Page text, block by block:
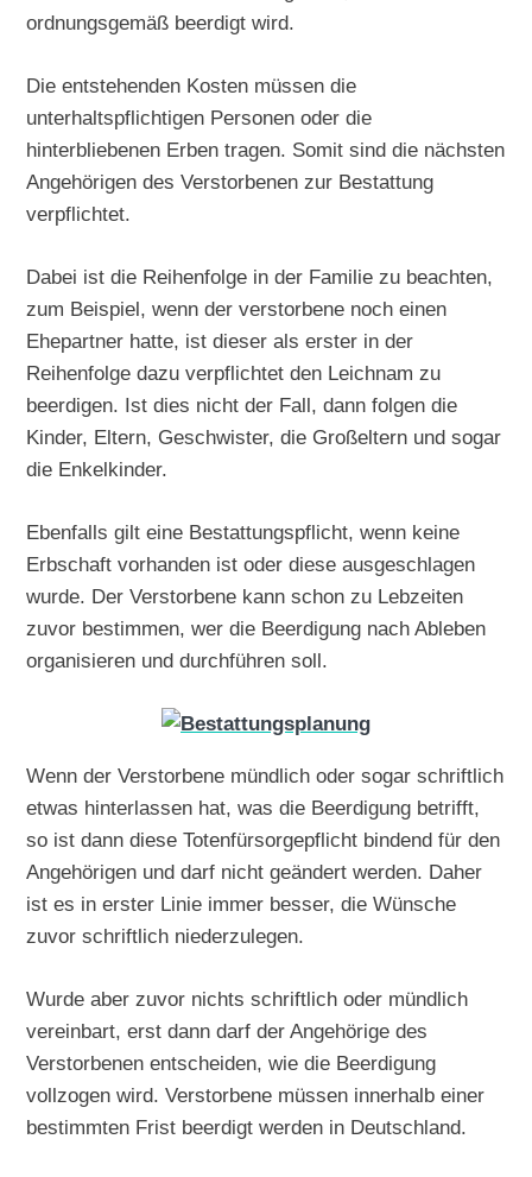
ordnungsgemäß beerdigt wird.
Die entstehenden Kosten müssen die
unterhaltspflichtigen Personen oder die
hinterbliebenen Erben tragen. Somit sind die nächsten
Angehörigen des Verstorbenen zur Bestattung
verpflichtet.
Dabei ist die Reihenfolge in der Familie zu beachten,
zum Beispiel, wenn der verstorbene noch einen
Ehepartner hatte, ist dieser als erster in der
Reihenfolge dazu verpflichtet den Leichnam zu
beerdigen. Ist dies nicht der Fall, dann folgen die
Kinder, Eltern, Geschwister, die Großeltern und sogar
die Enkelkinder.
Ebenfalls gilt eine Bestattungspflicht, wenn keine
Erbschaft vorhanden ist oder diese ausgeschlagen
wurde. Der Verstorbene kann schon zu Lebzeiten
zuvor bestimmen, wer die Beerdigung nach Ableben
organisieren und durchführen soll.
Wenn der Verstorbene mündlich oder sogar schriftlich
etwas hinterlassen hat, was die Beerdigung betrifft,
so ist dann diese Totenfürsorgepflicht bindend für den
Angehörigen und darf nicht geändert werden. Daher
ist es in erster Linie immer besser, die Wünsche
zuvor schriftlich niederzulegen.
Wurde aber zuvor nichts schriftlich oder mündlich
vereinbart, erst dann darf der Angehörige des
Verstorbenen entscheiden, wie die Beerdigung
vollzogen wird. Verstorbene müssen innerhalb einer
bestimmten Frist beerdigt werden in Deutschland.